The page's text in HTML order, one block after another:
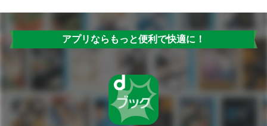
アプリならもっと便利で快適に！